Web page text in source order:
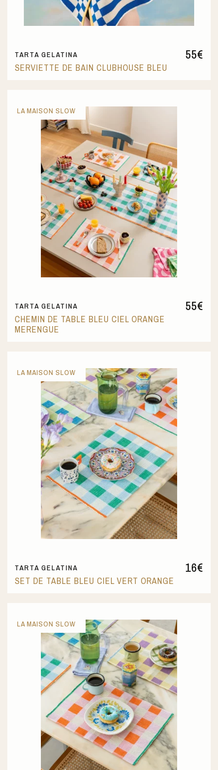
55€
TARTA GELATINA
SERVIETTE DE BAIN CLUBHOUSE BLEU
55€
TARTA GELATINA
CHEMIN DE TABLE BLEU CIEL ORANGE
MERENGUE
LA MAISON SLOW
16€
TARTA GELATINA
SET DE TABLE BLEU CIEL VERT ORANGE
LA MAISON SLOW
LA MAISON SLOW